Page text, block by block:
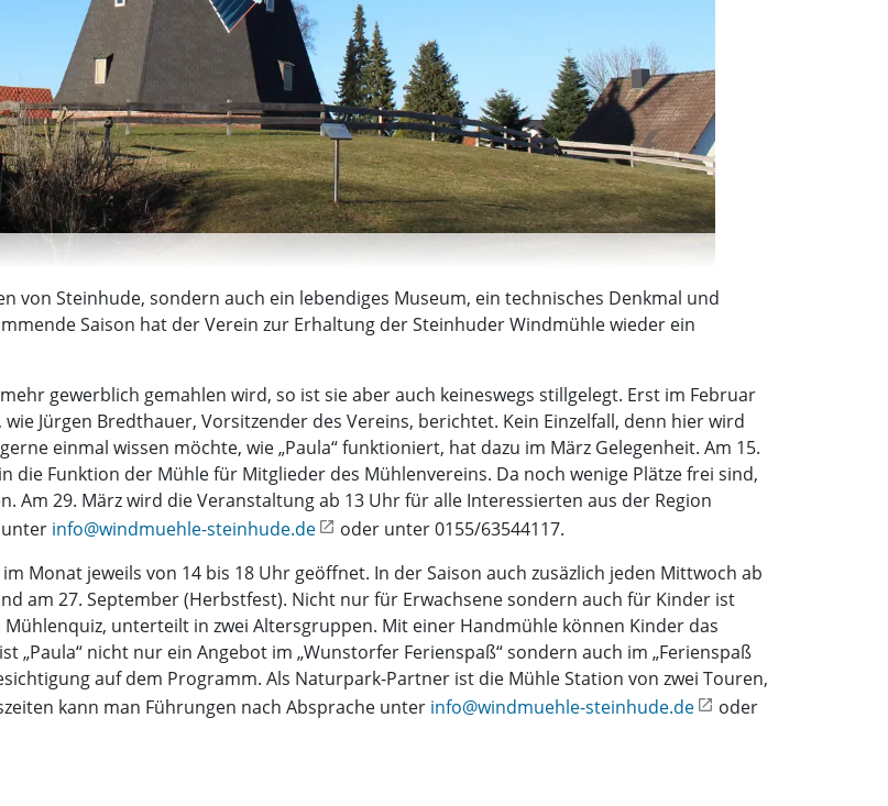
von Steinhude, sondern auch ein lebendiges Museum, ein technisches Denkmal und
Saison hat der Verein zur Erhaltung der Steinhuder Windmühle wieder ein
gewerblich gemahlen wird, so ist sie aber auch keineswegs stillgelegt. Erst im Februar
Jürgen Bredthauer, Vorsitzender des Vereins, berichtet. Kein Einzelfall, denn hier wird
einmal wissen möchte, wie „Paula“ funktioniert, hat dazu im März Gelegenheit. Am 15.
die Funktion der Mühle für Mitglieder des Mühlenvereins. Da noch wenige Plätze frei sind,
Am 29. März wird die Veranstaltung ab 13 Uhr für alle Interessierten aus der Region
info@windmuehle-steinhude.de
oder unter 0155/63544117.
Monat jeweils von 14 bis 18 Uhr geöffnet. In der Saison auch zusäzlich jeden Mittwoch ab
am 27. September (Herbstfest). Nicht nur für Erwachsene sondern auch für Kinder ist
unterteilt in zwei Altersgruppen. Mit einer Handmühle können Kinder das
„Paula“ nicht nur ein Angebot im „Wunstorfer Ferienspaß“ sondern auch im „Ferienspaß
auf dem Programm. Als Naturpark-Partner ist die Mühle Station von zwei Touren,
kann man Führungen nach Absprache unter info@windmuehle-steinhude.de
oder